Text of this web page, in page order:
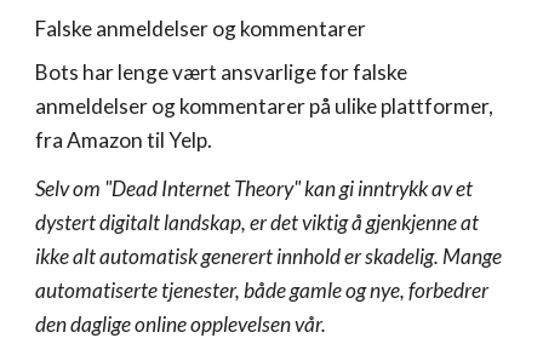
Falske anmeldelser og kommentarer
Bots har lenge vært ansvarlige for falske
anmeldelser og kommentarer på ulike plattformer,
fra Amazon til Yelp.
Selv om "Dead Internet Theory" kan gi inntrykk av et
dystert digitalt landskap, er det viktig å gjenkjenne at
ikke alt automatisk generert innhold er skadelig. Mange
automatiserte tjenester, både gamle og nye, forbedrer
den daglige online opplevelsen vår.